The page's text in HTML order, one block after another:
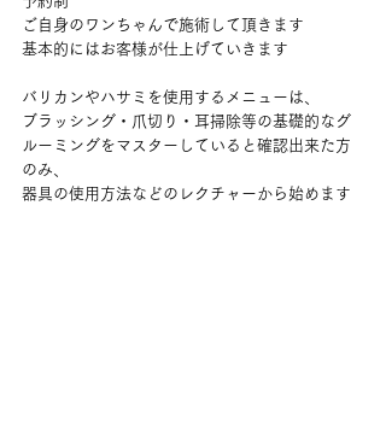
ご自身のワンちゃんで施術して頂きます
基本的にはお客様が仕上げていきます
バリカンやハサミを使用するメニューは、
ブラッシング・爪切り・耳掃除等の基礎的なグ
ルーミングをマスターしていると確認出来た方
のみ、
器具の使用方法などのレクチャーから始めます